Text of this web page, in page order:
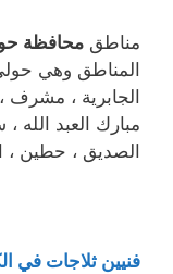
مناطق محافظة
المناطق وهي
الجابرية ، مشرف
مبارك العبد الله
الصديق ، حطين ،
فنيين ثلاجات في